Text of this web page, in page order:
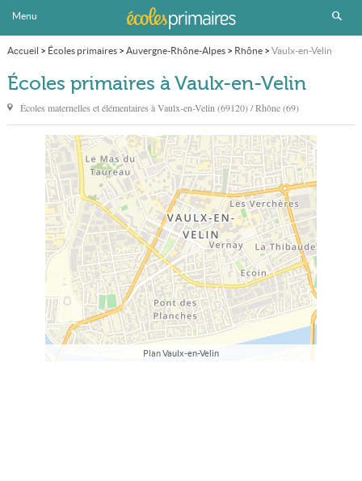
Menu
Accueil > Écoles primaires> Auvergne-Rhône-Alpes> Rhône> Vaulx-en-Velin
Écoles primaires à Vaulx-en-Velin
Écoles maternelles et élémentaires àVaulx-en-Velin (69120) / Rhône (69)
Plan Vaulx-en-Velin